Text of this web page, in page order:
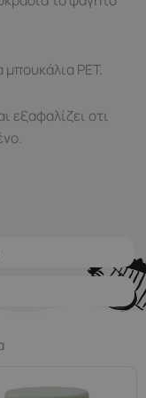
PET.
εξαφαλίζει οτι